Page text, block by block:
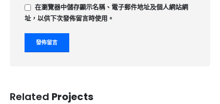
在瀏覽器中儲存顯示名稱、電子郵件地址及個人網站網
址，以供下次發佈留言時使用。
Related Projects